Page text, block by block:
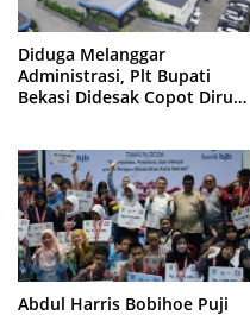
Diduga Melanggar
Administrasi, Plt Bupati
Bekasi Didesak Copot Dirum
Abdul Harris Bobihoe Puji